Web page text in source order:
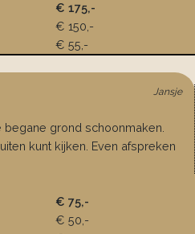
€ 175,-
€ 150,-
€ 55,-
Jansje
grond schoonmaken.
kunt kijken. Even afspreken
€ 75,-
€ 50,-